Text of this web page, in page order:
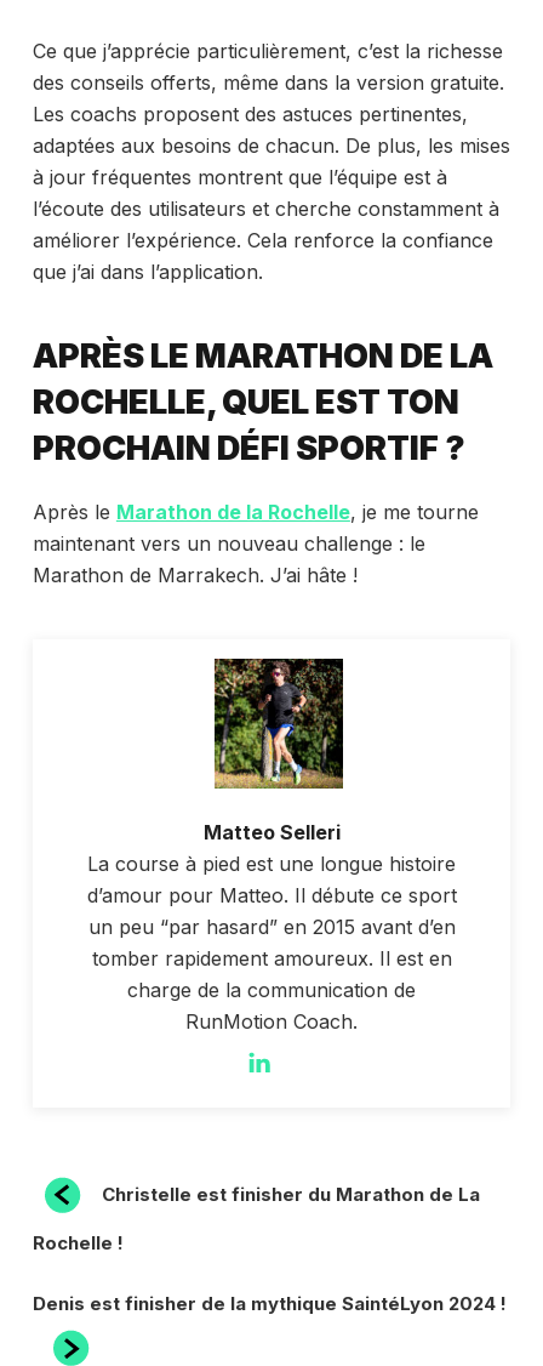
Ce que j’apprécie particulièrement, c’est la richesse
des conseils offerts, même dans la version gratuite.
Les coachs proposent des astuces pertinentes,
adaptées aux besoins de chacun. De plus, les mises
à jour fréquentes montrent que l’équipe est à
l’écoute des utilisateurs et cherche constamment à
améliorer l’expérience. Cela renforce la confiance
que j’ai dans l’application.
APRÈS LE MARATHON DE LA
ROCHELLE, QUEL EST TON
PROCHAIN DÉFI SPORTIF ?
Après le Marathon de la Rochelle, je me tourne
maintenant vers un nouveau challenge : le
Marathon de Marrakech. J’ai hâte !
Matteo Selleri
La course à pied est une longue histoire
d’amour pour Matteo. Il débute ce sport
un peu “par hasard” en 2015 avant d’en
tomber rapidement amoureux. Il est en
charge de la communication de
RunMotion Coach.
NAVIGATION
DE
Article
précédent
Christelle est finisher du Marathon de La
Rochelle !
Article
suivant
Denis est finisher de la mythique SaintéLyon 2024 !